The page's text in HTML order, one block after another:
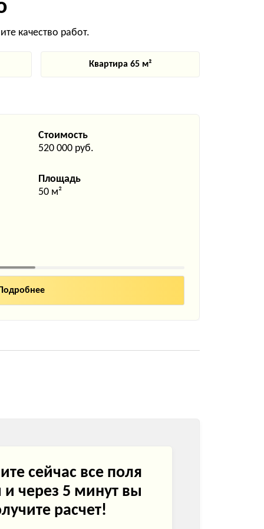
качество работ.
Квартира 65 м²
Стоимость
520 000 руб.
Площадь
50 м²
сейчас все поля
через 5 минут вы
расчет!